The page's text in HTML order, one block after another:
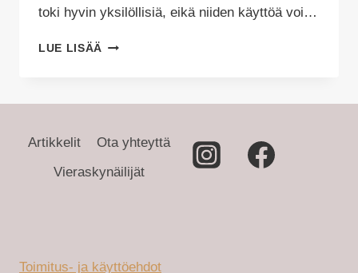
toki hyvin yksilöllisiä, eikä niiden käyttöä voi…
LUE LISÄÄ VÄRIEN
Artikkelit
Ota yhteyttä
Vieraskynäilijät
Toimitus- ja käyttöehdot